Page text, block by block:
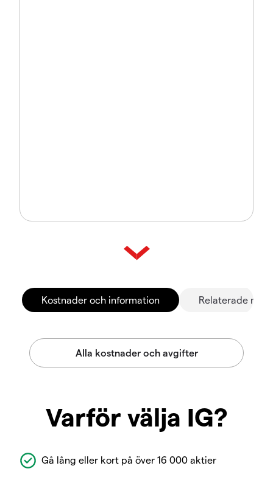
Kostnader och information Relaterade
Varför välja IG?
Gå lång eller kort på över 16 000 aktier